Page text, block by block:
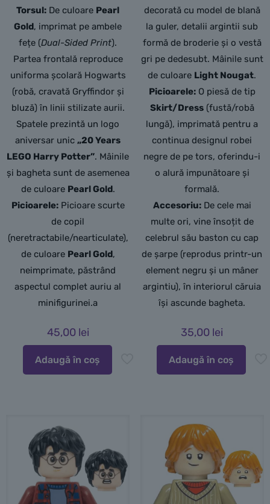
Torsul: De culoare Pearl
Gold, imprimat pe ambele
fețe (Dual-Sided Print).
Partea frontală reproduce
uniforma școlară Hogwarts
(robă, cravată Gryffindor și
bluză) în linii stilizate aurii.
Spatele prezintă un logo
aniversar unic„20 Years
LEGO Harry Potter”. Mâinile
și bagheta sunt de asemenea
de culoare Pearl Gold.
Picioarele:Picioare scurte
de copil
(neretractabile/nearticulate),
de culoare Pearl Gold,
neimprimate, păstrând
aspectul complet auriu al
minifigurinei.a
45,00 lei
Adaugă în coș
decorată cu model de blană
la guler, detalii argintii sub
formă de broderie și o vestă
gri pe dedesubt. Mâinile sunt
de culoare Light Nougat.
Picioarele:O piesă de tip
Skirt/Dress(fustă/robă
lungă), imprimată pentru a
continua designul robei
negre de pe tors, oferindu-i
o alură impunătoare și
formală.
Accesoriu:De cele mai
multe ori, vine însoțit de
celebrul său baston cu cap
de șarpe (reprodus printr-un
element negru și un mâner
argintiu), în interiorul căruia
își ascunde bagheta.
35,00 lei
Adaugă în coș